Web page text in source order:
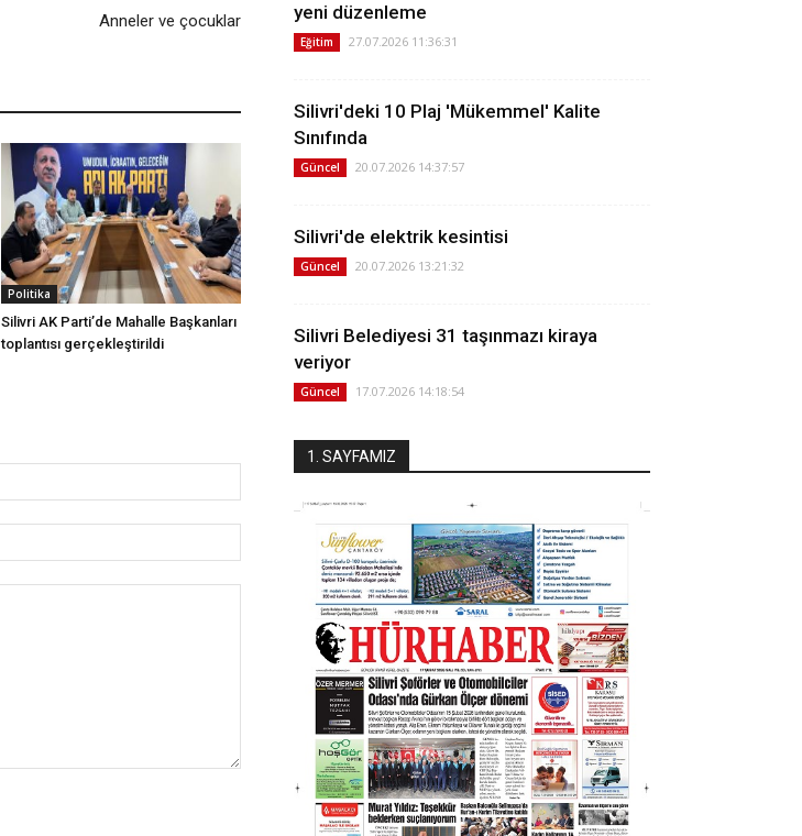
Anneler ve çocuklar
Politika
Silivri AK Parti’de Mahalle Başkanları
toplantısı gerçekleştirildi
yeni düzenleme
Eğitim 27.07.2026 11:36:31
Silivri'deki 10 Plaj 'Mükemmel' Kalite
Sınıfında
Güncel 20.07.2026 14:37:57
Silivri'de elektrik kesintisi
Güncel 20.07.2026 13:21:32
Silivri Belediyesi 31 taşınmazı kiraya
veriyor
Güncel 17.07.2026 14:18:54
1. SAYFAMIZ